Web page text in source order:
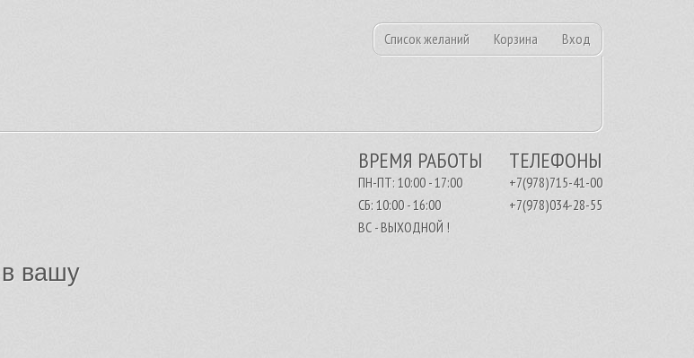
Список желаний Корзина Вход
ТЕЛЕФОНЫ
+7(978)715-41-00
+7(978)034-28-55
ВРЕМЯ РАБОТЫ
ПН-ПТ: 10:00 - 17:00
СБ: 10:00 - 16:00
ВС - ВЫХОДНОЙ !
вашу